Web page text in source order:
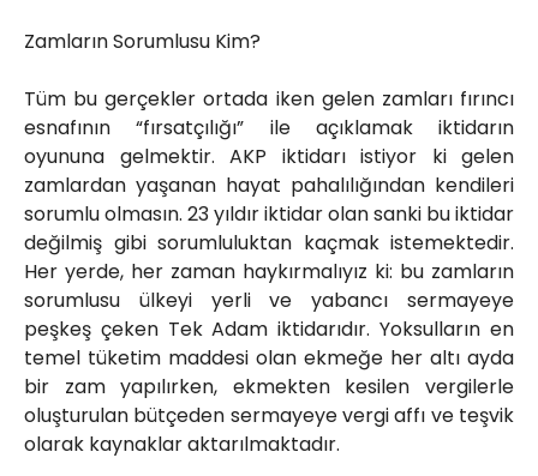
Zamların Sorumlusu Kim?
Tüm bu gerçekler ortada iken gelen zamları fırıncı
esnafının “fırsatçılığı” ile açıklamak iktidarın
oyununa gelmektir. AKP iktidarı istiyor ki gelen
zamlardan yaşanan hayat pahalılığından kendileri
sorumlu olmasın. 23 yıldır iktidar olan sanki bu iktidar
değilmiş gibi sorumluluktan kaçmak istemektedir.
Her yerde, her zaman haykırmalıyız ki: bu zamların
sorumlusu ülkeyi yerli ve yabancı sermayeye
peşkeş çeken Tek Adam iktidarıdır. Yoksulların en
temel tüketim maddesi olan ekmeğe her altı ayda
bir zam yapılırken, ekmekten kesilen vergilerle
oluşturulan bütçeden sermayeye vergi affı ve teşvik
olarak kaynaklar aktarılmaktadır.